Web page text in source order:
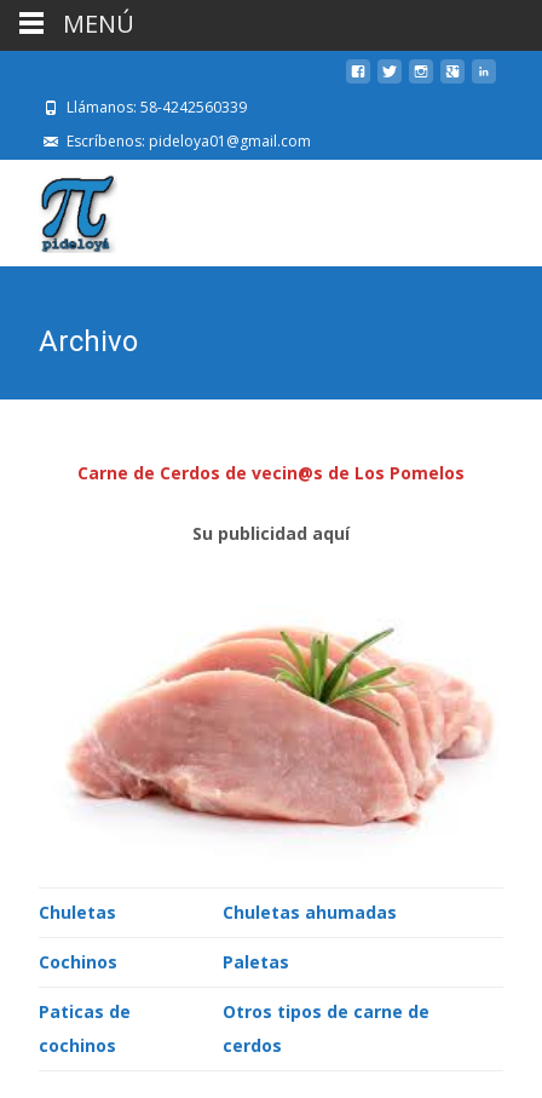
Llámanos: 58-4242560339
Escríbenos: pideloya01@gmail.com
Archivo
Carne de Cerdos de vecin@s de Los Pomelos
Su publicidad aquí
Chuletas Chuletas ahumadas
Cochinos Paletas
Paticas de
cochinos
Otros tipos de carne de
cerdos
MENÚ